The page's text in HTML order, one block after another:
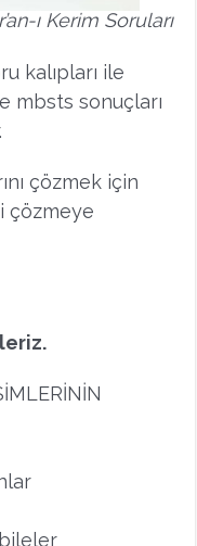
ı Kerim Soruları
kalıpları ile
mbsts sonuçları
çözmek için
çözmeye